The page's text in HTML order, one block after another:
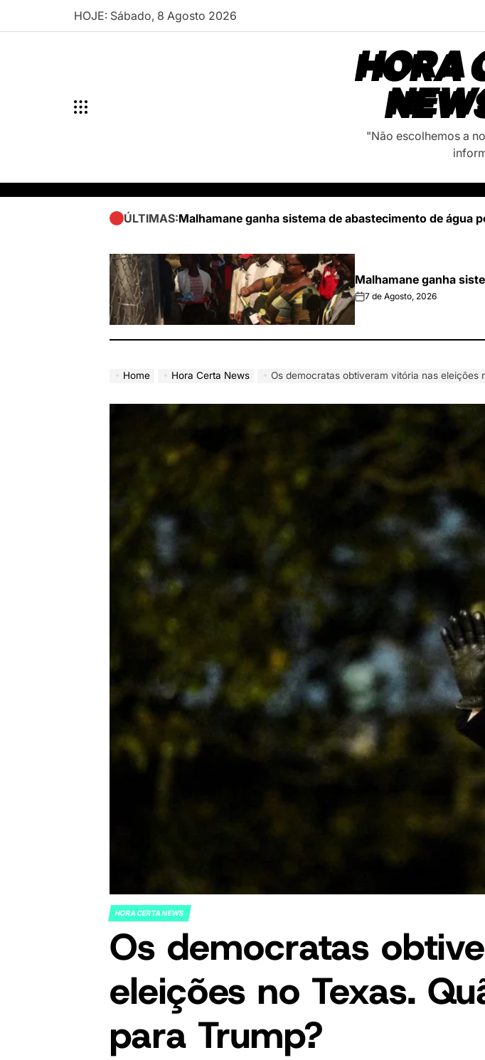
HOJE: Sábado, 8 Agosto 2026
HORA
"Não escolhemos a
ÚLTIMAS:Malhamane ganha sistema de abastecimento de água
Malhamane ganha
on7 de Agosto, 2026
Home Hora Certa News Os democratas obtiveram vitória nas eleições no Texas.
POSTED
HORA CERTA NEWS
Os democratas
eleições no Texas.
para Trump?